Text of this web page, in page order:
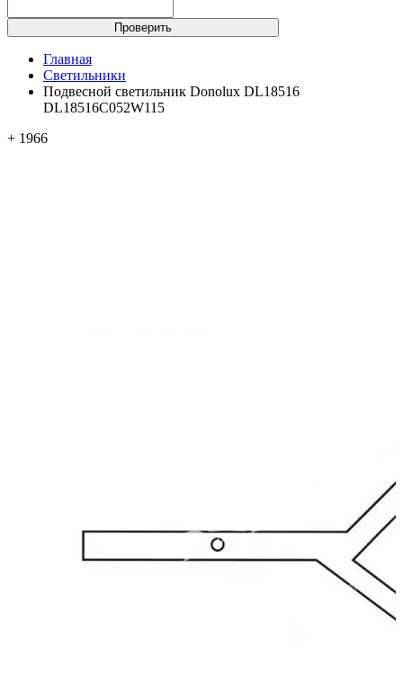
Проверить
Главная
Светильники
Подвесной светильник Donolux DL18516
DL18516C052W115
+ 1966